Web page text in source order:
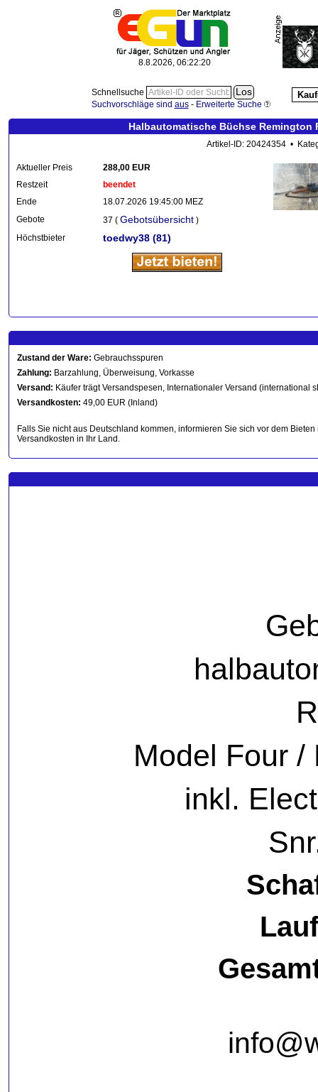
8.8.2026, 06:22:21
Schnellsuche
Suchvorschläge sind aus- Erweiterte Suche
Halbautomatische Büchse Remington
Artikel-ID: 20424354 •
Aktueller Preis
288,00 EUR
Restzeit
beendet
Ende
18.07.2026 19:45:00 MEZ
Gebote
37 ( Gebotsübersicht )
Höchstbieter
toedwy38 (81)
Zustand der Ware: Gebrauchsspuren
Zahlung: Barzahlung, Überweisung, Vorkasse
Versand: Käufer trägt Versandspesen, Internationaler Versand (international
Versandkosten: 49,00 EUR (Inland)
Falls Sie nicht aus Deutschland kommen, informieren Sie sich vor dem
Versandkosten in Ihr Land.
Model Four /
inkl.